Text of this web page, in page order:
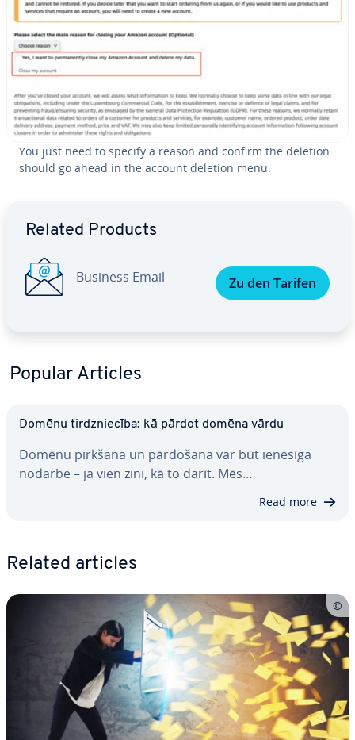
You just need to specify a reason and confirm the deletion
should go ahead in the account deletion menu.
Related Products
Business Email Zu den Tarifen
Popular Articles
Domēnu tirdznie­cī­ba: kā pārdot domēna vārdu
Domēnu pirkšana un pārdošana var būt ienesīga
nodarbe – ja vien zini, kā to darīt. Mēs…
Read more
Related articles